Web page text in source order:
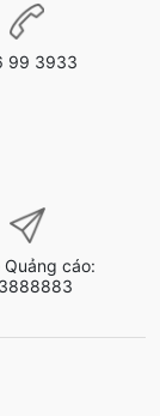
99 3933
Quảng cáo: